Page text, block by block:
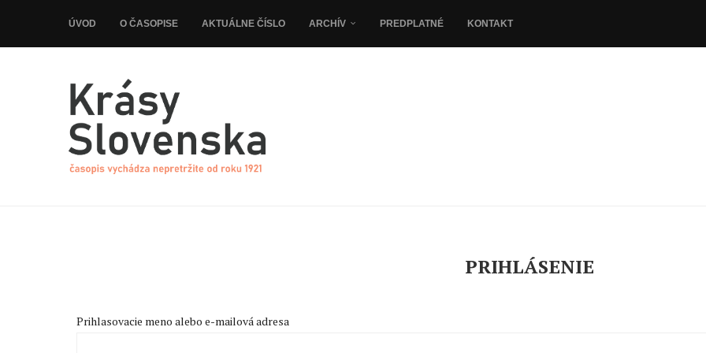
ÚVOD O ČASOPISE AKTUÁLNE ČÍSLO ARCHÍV PREDPLATNÉ KONTAKT
PRIHLÁSENIE
Prihlasovacie meno alebo e-mailová adresa